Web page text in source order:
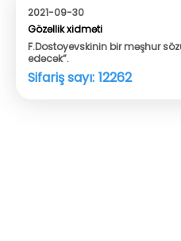
2021-09-30
Gözəllik xidməti
F.Dostoyevskinin bir məşhur
edəcək”.
Sifariş sayı: 12262